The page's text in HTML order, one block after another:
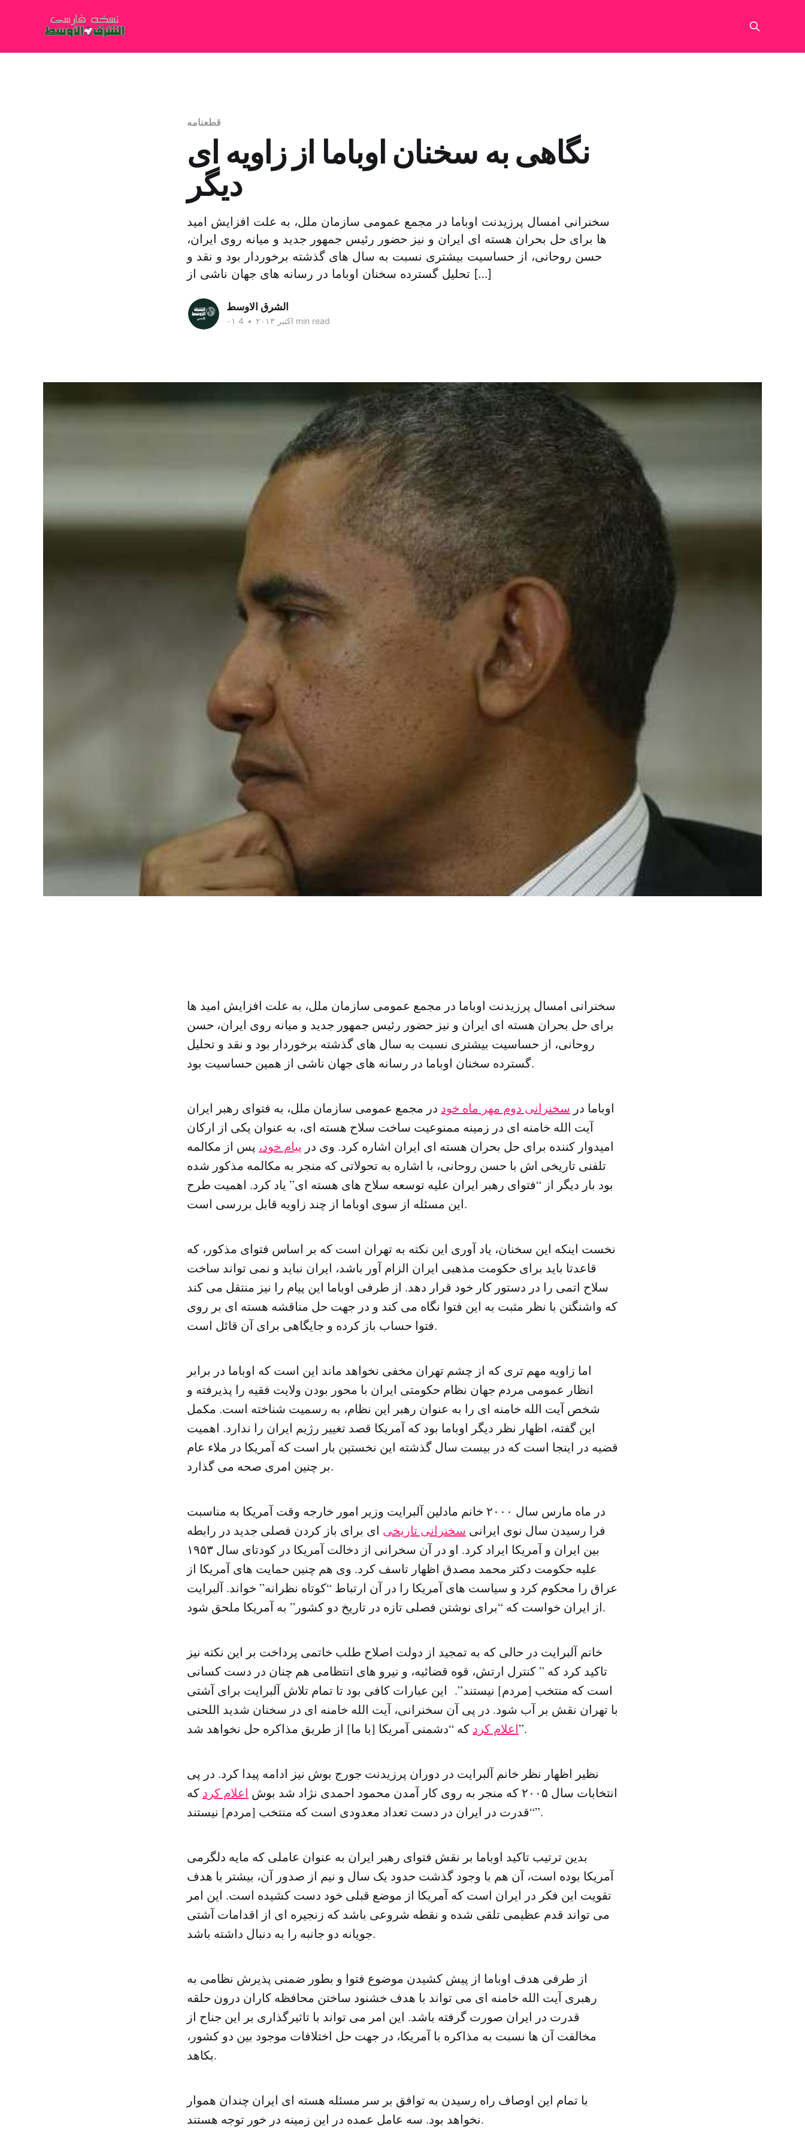
قطعنامه
نگاهی به سخنان اوباما از زاویه ای
دیگر
سخنرانی امسال پرزیدنت اوباما در مجمع عمومی سازمان ملل، به علت افزایش امید
ها برای حل بحران هسته ای ایران و نیز حضور رئیس جمهور جدید و میانه روی ایران،
حسن روحانی، از حساسیت بیشتری نسبت به سال های گذشته برخوردار بود و نقد و
تحلیل گسترده سخنان اوباما در رسانه های جهان ناشی از […]
الشرق الاوسط
۰۱ اکتبر ۲۰۱۳ • 4 min read
سخنرانی امسال پرزیدنت اوباما در مجمع عمومی سازمان ملل، به علت افزایش امید ها
برای حل بحران هسته ای ایران و نیز حضور رئیس جمهور جدید و میانه روی ایران، حسن
روحانی، از حساسیت بیشتری نسبت به سال های گذشته برخوردار بود و نقد و تحلیل
گسترده سخنان اوباما در رسانه های جهان ناشی از همین حساسیت بود.
اوباما در سخنرانی دوم مهر ماه خود در مجمع عمومی سازمان ملل، به فتوای رهبر ایران
آیت الله خامنه ای در زمینه ممنوعیت ساخت سلاح هسته ای، به عنوان یکی از ارکان
امیدوار کننده برای حل بحران هسته ای ایران اشاره کرد. وی در پیام خود، پس از مکالمه
تلفنی تاریخی اش با حسن روحانی، با اشاره به تحولاتی که منجر به مکالمه مذکور شده
بود بار دیگر از “فتوای رهبر ایران علیه توسعه سلاح های هسته ای” یاد کرد. اهمیت طرح
این مسئله از سوی اوباما از چند زاویه قابل بررسی است.
نخست اینکه این سخنان، یاد آوری این نکته به تهران است که بر اساس فتوای مذکور، که
قاعدتا باید برای حکومت مذهبی ایران الزام آور باشد، ایران نباید و نمی تواند ساخت
سلاح اتمی را در دستور کار خود قرار دهد. از طرفی اوباما این پیام را نیز منتقل می کند
که واشنگتن با نظر مثبت به این فتوا نگاه می کند و در جهت حل مناقشه هسته ای بر روی
فتوا حساب باز کرده و جایگاهی برای آن قائل است.
اما زاویه مهم تری که از چشم تهران مخفی نخواهد ماند این است که اوباما در برابر
انظار عمومی مردم جهان نظام حکومتی ایران با محور بودن ولایت فقیه را پذیرفته و
شخص آیت الله خامنه ای را به عنوان رهبر این نظام، به رسمیت شناخته است. مکمل
این گفته، اظهار نظر دیگر اوباما بود که آمریکا قصد تغییر رژیم ایران را ندارد. اهمیت
قضیه در اینجا است که در بیست سال گذشته این نخستین بار است که آمریکا در ملاء عام
بر چنین امری صحه می گذارد.
در ماه مارس سال ۲۰۰۰ خانم مادلین آلبرایت وزیر امور خارجه وقت آمریکا به مناسبت
فرا رسیدن سال نوی ایرانی سخنرانی تاریخی ای برای باز کردن فصلی جدید در رابطه
بین ایران و آمریکا ایراد کرد. او در آن سخرانی از دخالت آمریکا در کودتای سال ۱۹۵۳
علیه حکومت دکتر محمد مصدق اظهار تاسف کرد. وی هم چنین حمایت های آمریکا از
عراق را محکوم کرد و سیاست های آمریکا را در آن ارتباط “کوتاه نظرانه” خواند. آلبرایت
از ایران خواست که “برای نوشتن فصلی تازه در تاریخ دو کشور” به آمریکا ملحق شود.
خانم آلبرایت در حالی که به تمجید از دولت اصلاح طلب خاتمی پرداخت بر این نکته نیز
تاکید کرد که ” کنترل ارتش، قوه قضائیه، و نیرو های انتظامی هم چنان در دست کسانی
است که منتخب [مردم] نیستند”. این عبارات کافی بود تا تمام تلاش آلبرایت برای آشتی
با تهران نقش بر آب شود. در پی آن سخنرانی، آیت الله خامنه ای در سخنان شدید اللحنی
اعلام کردکه “دشمنی آمریکا [با ما] از طریق مذاکره حل نخواهد شد”.
نظیر اظهار نظر خانم آلبرایت در دوران پرزیدنت جورج بوش نیز ادامه پیدا کرد. در پی
انتخابات سال ۲۰۰۵ که منجر به روی کار آمدن محمود احمدی نژاد شد بوش
اعلام کرد که
“قدرت در ایران در دست تعداد معدودی است که منتخب [مردم] نیستند”.
بدین ترتیب تاکید اوباما بر نقش فتوای رهبر ایران به عنوان عاملی که مایه دلگرمی
آمریکا بوده است، آن هم با وجود گذشت حدود یک سال و نیم از صدور آن، بیشتر با هدف
تقویت این فکر در ایران است که آمریکا از موضع قبلی خود دست کشیده است. این امر
می تواند قدم عظیمی تلقی شده و نقطه شروعی باشد که زنجیره ای از اقدامات آشتی
جویانه دو جانبه را به دنبال داشته باشد.
از طرفی هدف اوباما از پیش کشیدن موضوع فتوا و بطور ضمنی پذیرش نظامی به
رهبری آیت الله خامنه ای می تواند با هدف خشنود ساختن محافظه کاران درون حلقه
قدرت در ایران صورت گرفته باشد. این امر می تواند با تاثیرگذاری بر این جناح از
مخالفت آن ها نسبت به مذاکره با آمریکا، در جهت حل اختلافات موجود بین دو کشور،
بکاهد.
با تمام این اوصاف راه رسیدن به توافق بر سر مسئله هسته ای ایران چندان هموار
نخواهد بود. سه عامل عمده در این زمینه در خور توجه هستند.